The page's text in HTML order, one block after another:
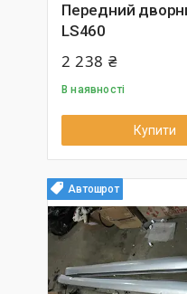
Передний
LS460
2 238 ₴
В наявності
Купити
Автошрот